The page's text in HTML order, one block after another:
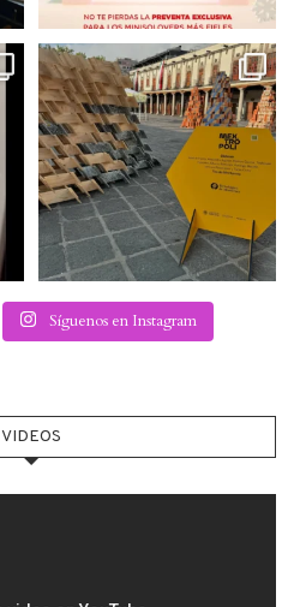
Este fin de semana no te
pierdas @mextropoli, el...
2 0
Síguenos en Instagram
VIDEOS